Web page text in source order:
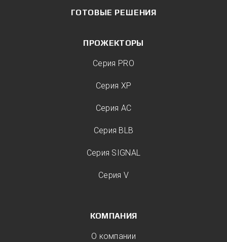
ГОТОВЫЕ РЕШЕНИЯ
ПРОЖЕКТОРЫ
Серия PRO
Серия XP
Серия AC
Серия BLB
Серия SIGNAL
Серия V
КОМПАНИЯ
О компании